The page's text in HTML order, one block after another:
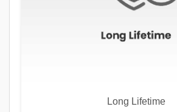
Long Lifetime